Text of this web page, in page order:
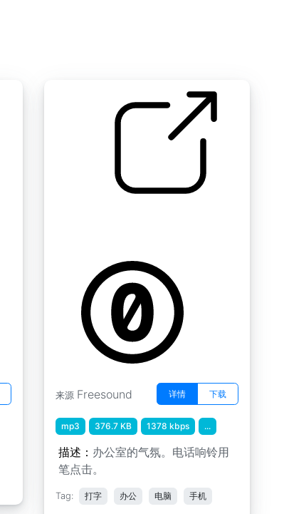
来源 Freesound 详情 下载
mp3 376.7 KB 1378 kbps ...
描述： 办公室的气氛。电话响铃用
笔点击。
Tag: 打字 办公 电脑 手机